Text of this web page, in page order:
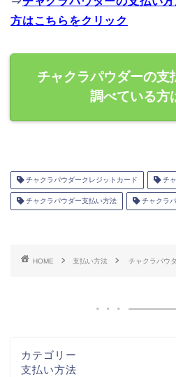
方はこちらをクリック
チャクラパウダーの支
調べている方
チャクラパウダークレジットカード チャ
チャクラパウダー支払い方法 チャクラ
HOME 支払い方法 チャクラパウ
カテゴリー
支払い方法